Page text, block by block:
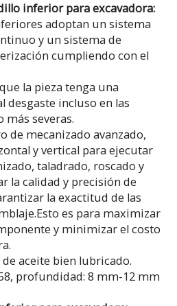
inferior para excavadora:
adoptan un sistema
y un sistema de
cumpliendo con el
la pieza tenga una
desgaste incluso en las
severas.
de mecanizado avanzado,
y vertical para ejecutar
taladrado, roscado y
la calidad y precisión de
la exactitud de las
es para maximizar
y minimizar el costo
aceite bien lubricado.
profundidad: 8 mm-12 mm